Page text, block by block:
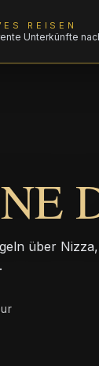
REISEN
Unterkünfte
über